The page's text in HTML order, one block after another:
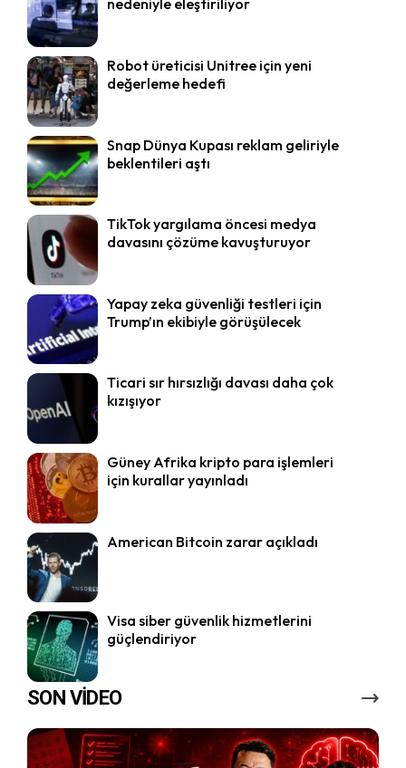
nedeniyle eleştiriliyor
Robot üreticisi Unitree için yeni
değerleme hedefi
Snap Dünya Kupası reklam geliriyle
beklentileri aştı
TikTok yargılama öncesi medya
davasını çözüme kavuşturuyor
Yapay zeka güvenliği testleri için
Trump’ın ekibiyle görüşülecek
Ticari sır hırsızlığı davası daha çok
kızışıyor
Güney Afrika kripto para işlemleri
için kurallar yayınladı
American Bitcoin zarar açıkladı
Visa siber güvenlik hizmetlerini
güçlendiriyor
SON VİDEO